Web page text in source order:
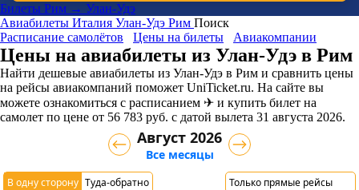
Билеты Рим → Улан-Удэ
Авиабилеты Италия Улан-Удэ Рим Поиск
Расписание самолётов
Цены на билеты Авиакомпании
Цены на авиабилеты из Улан-Удэ в Рим
Найти дешевые авиабилеты из Улан-Удэ в Рим и сравнить цены
на рейсы авиакомпаний поможет UniTicket.ru. На сайте вы
можете ознакомиться с расписанием ✈ и купить билет на
самолет по цене от 56 783 руб. с датой вылета 31 августа 2026.
В одну сторону Туда-обратно Только прямые рейсы
Август 2026
Все месяцы